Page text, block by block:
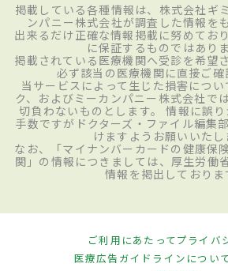
掲載している各種情報は、株式会社ギ
ンパニー株式会社が調査した情報を
出来るだけ正確な情報掲載に努めてお
に保証するものではあり
掲載されている医療機関へ受診を希望
必ず該当の医療機関に直接ご確
当サービスによって生じた損害につ
ク、およびミーカンパニー株式会社で
切負わないものとします。 情報に誤
手数ですがドクターズ・ファイル編集
けますようお願いいたし
なお、「マイナンバーカードの健康保
関」の情報につきましては、厚生労働
情報を掲出しておりま
ご利用にあたってプライバ
医療広告ガイドラインについ